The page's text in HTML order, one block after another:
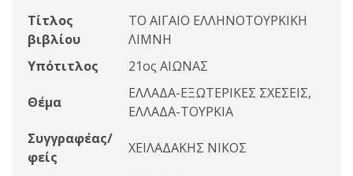
Τίτλος
βιβλίου
ΤΟ ΑΙΓΑΙΟ ΕΛΛΗΝΟΤΟΥΡΚΙΚΗ
ΛΙΜΝΗ
Υπότιτλος
21ος ΑΙΩΝΑΣ
Θέμα
ΕΛΛΑΔΑ-ΕΞΩΤΕΡΙΚΕΣ ΣΧΕΣΕΙΣ,
ΕΛΛΑΔΑ-ΤΟΥΡΚΙΑ
Συγγραφέας/
φείς
ΧΕΙΛΑΔΑΚΗΣ ΝΙΚΟΣ